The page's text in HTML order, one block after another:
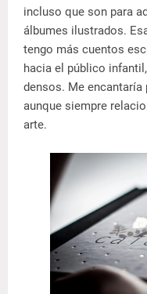
incluso que son para
álbumes ilustrados.
tengo más cuentos
hacia el público
densos. Me
aunque siempre
arte.